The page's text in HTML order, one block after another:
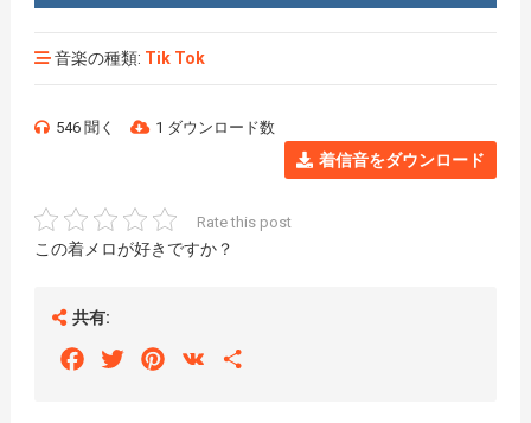
音楽の種類: Tik Tok
546 聞く 1 ダウンロード数
着信音をダウンロード
Rate this post
この着メロが好きですか？
共有:
FacebookTwitterPinterest
VK